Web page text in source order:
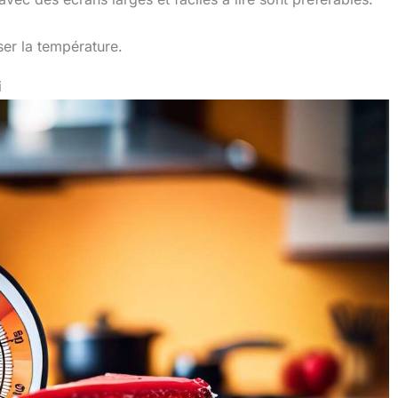
rangé. Grâce à la finition
suspendre n'importe où.
Après utilisation, il suffit
d'essuyer ou de rincer la
sonde
la température.